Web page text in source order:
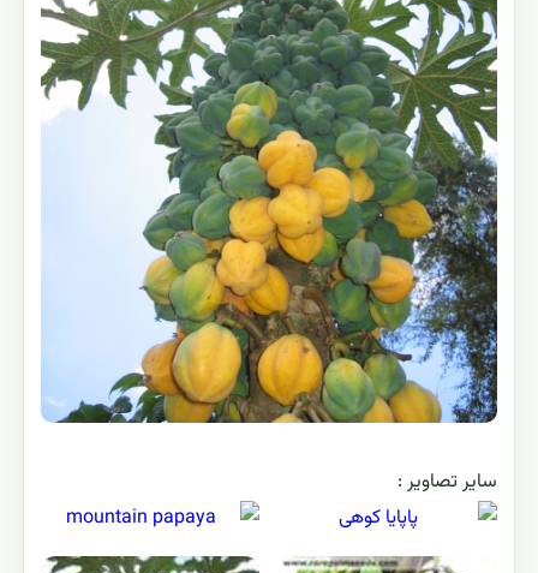
حفاظت در مقابل بیماریهای قلبی، تقویت دستگاه گوارش،
تاثیرات ضد التهابی و حفاظت از سیستم ایمنی از دیگر خواص
این میوه با ارزش می باشد.